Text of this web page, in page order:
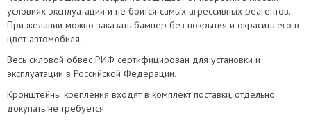
условиях эксплуатации и не боится самых агрессивных реагентов.
При желании можно заказать бампер без покрытия и окрасить его в
цвет автомобиля.
Весь силовой обвес РИФ сертифицирован для установки и
эксплуатации в Российской Федерации.
Кронштейны крепления входят в комплект поставки, отдельно
докупать не требуется